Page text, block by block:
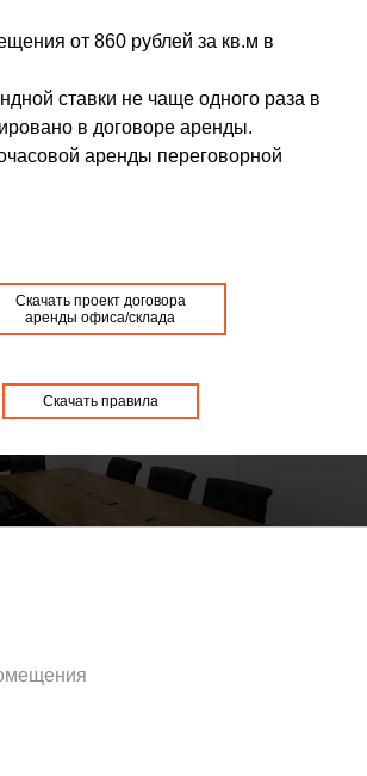
от 860 рублей за кв.м в
ставки не чаще одного раза в
в договоре аренды.
аренды переговорной
Скачать проект договора
аренды офиса/склада
Скачать правила